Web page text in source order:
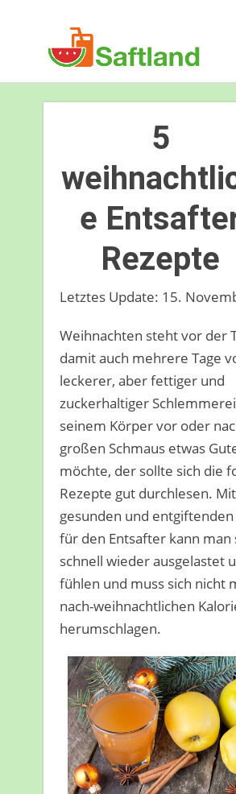
5
e
Rezepte
Letztes Update: 15.
Weihnachten steht vor der
damit auch mehrere Tage
leckerer, aber fettiger und
zuckerhaltiger
seinem Körper vor oder
großen Schmaus etwas
möchte, der sollte sich die
Rezepte gut durchlesen.
gesunden und
für den Entsafter kann man
schnell wieder ausgelastet
fühlen und muss sich nicht
nach-weihnachtlichen
herumschlagen.